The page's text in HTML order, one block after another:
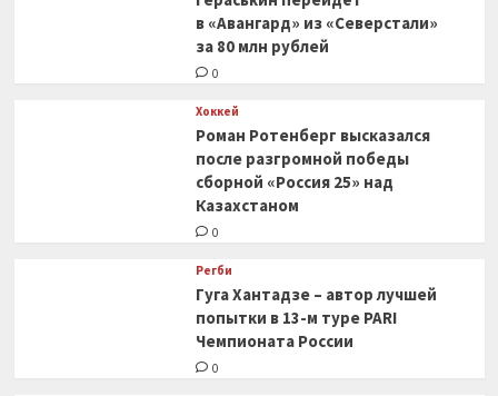
в «Авангард» из «Северстали»
за 80 млн рублей
0
Хоккей
Роман Ротенберг высказался
после разгромной победы
сборной «Россия 25» над
Казахстаном
0
Регби
Гуга Хантадзе – автор лучшей
попытки в 13-м туре PARI
Чемпионата России
0